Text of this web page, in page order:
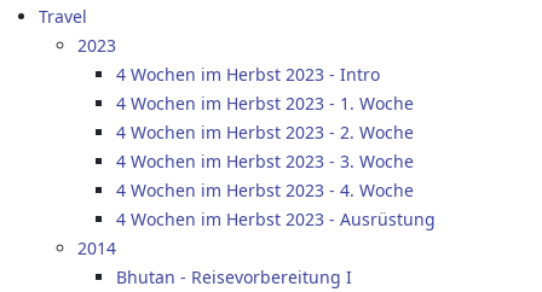
Travel
2023
4 Wochen im Herbst 2023 - Intro
4 Wochen im Herbst 2023 - 1. Woche
4 Wochen im Herbst 2023 - 2. Woche
4 Wochen im Herbst 2023 - 3. Woche
4 Wochen im Herbst 2023 - 4. Woche
4 Wochen im Herbst 2023 - Ausrüstung
2014
Bhutan - Reisevorbereitung I